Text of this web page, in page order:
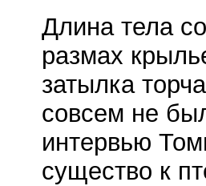
Длина тела
размах
затылка
совсем не
интервью
существо к